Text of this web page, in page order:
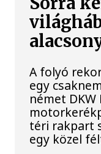
A folyó
egy
német DKW
téri rakpart
egy közel